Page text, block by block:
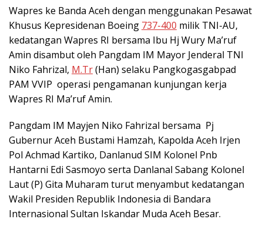
Wapres ke Banda Aceh dengan menggunakan Pesawat
Khusus Kepresidenan Boeing 737-400 milik TNI-AU,
kedatangan Wapres RI bersama Ibu Hj Wury Ma’ruf
Amin disambut oleh Pangdam IM Mayor Jenderal TNI
Niko Fahrizal, M.Tr(Han) selaku Pangkogasgabpad
PAM VVIP operasi pengamanan kunjungan kerja
Wapres RI Ma’ruf Amin.
Pangdam IM Mayjen Niko Fahrizal bersama Pj
Gubernur Aceh Bustami Hamzah, Kapolda Aceh Irjen
Pol Achmad Kartiko, Danlanud SIM Kolonel Pnb
Hantarni Edi Sasmoyo serta Danlanal Sabang Kolonel
Laut (P) Gita Muharam turut menyambut kedatangan
Wakil Presiden Republik Indonesia di Bandara
Internasional Sultan Iskandar Muda Aceh Besar.